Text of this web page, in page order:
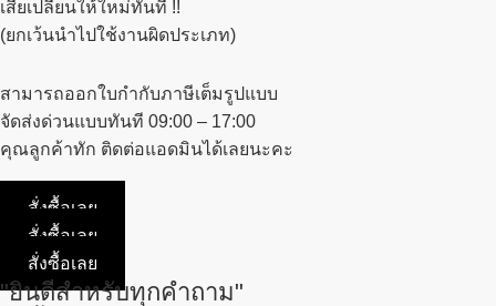
เสียเปลี่ยนให้ใหม่ทันที !!
(ยกเว้นนำไปใช้งานผิดประเภท)
สามารถออกใบกำกับภาษีเต็มรูปแบบ
จัดส่งด่วนแบบทันที 09:00 – 17:00
คุณลูกค้าทัก ติดต่อแอดมินได้เลยนะคะ
สั่งซื้อเลย
สั่งซื้อเลย
สั่งซื้อเลย
"ยินดีสำหรับทุกคำถาม"